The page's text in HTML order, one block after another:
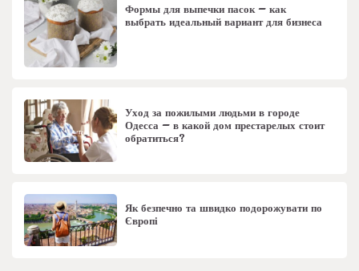
Формы для выпечки пасок – как
выбрать идеальный вариант для бизнеса
Уход за пожилыми людьми в городе
Одесса – в какой дом престарелых стоит
обратиться?
Як безпечно та швидко подорожувати по
Європі